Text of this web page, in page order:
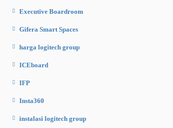
Executive Boardroom
Gifera Smart Spaces
harga logitech group
ICEboard
IFP
Insta360
instalasi logitech group